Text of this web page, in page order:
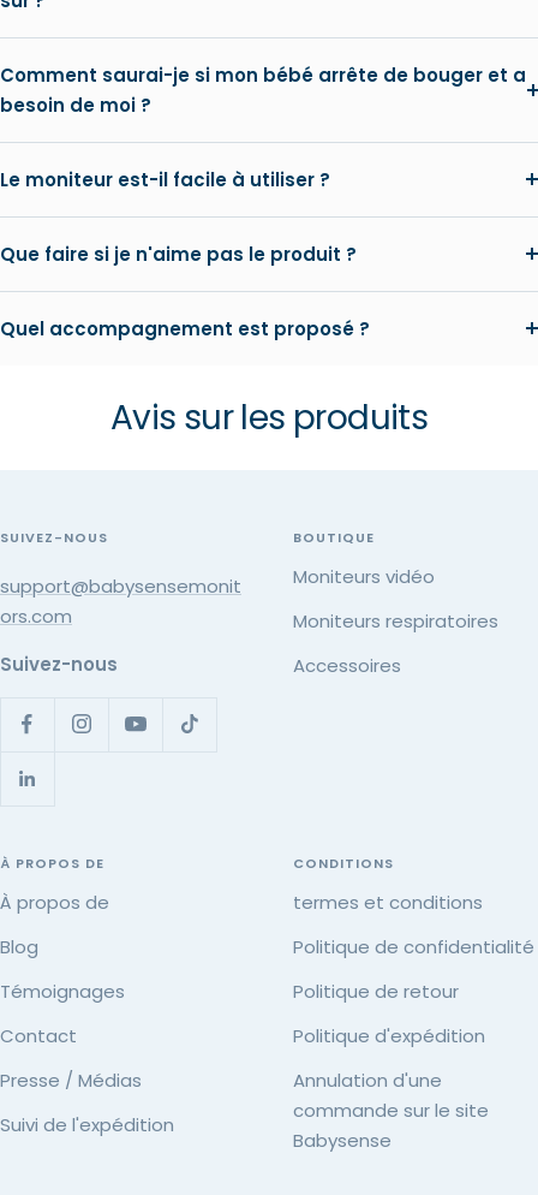
Comment saurai-je si mon bébé arrête de bouger et a
besoin de moi ?
Le moniteur est-il facile à utiliser ?
Que faire si je n'aime pas le produit ?
Quel accompagnement est proposé ?
Avis sur les produits
SUIVEZ-NOUS
support@babysensemonit
ors.com
Suivez-nous
BOUTIQUE
Moniteurs vidéo
Moniteurs respiratoires
Accessoires
À PROPOS DE
À propos de
Blog
Témoignages
Contact
Presse / Médias
Suivi de l'expédition
CONDITIONS
termes et conditions
Politique de confidentialité
Politique de retour
Politique d'expédition
Annulation d'une
commande sur le site
Babysense